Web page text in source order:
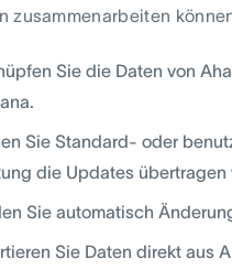
zusammenarbeiten
Sie die Daten von
Sie Standard- oder
die Updates übertragen
Sie automatisch
Sie Daten direkt aus